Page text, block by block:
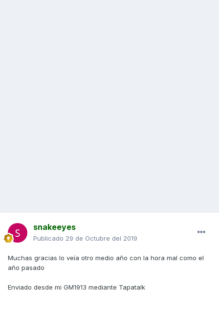
snakeeyes
Publicado 29 de Octubre del 2019
Muchas gracias lo veía otro medio año con la hora mal como el
año pasado
Enviado desde mi GM1913 mediante Tapatalk